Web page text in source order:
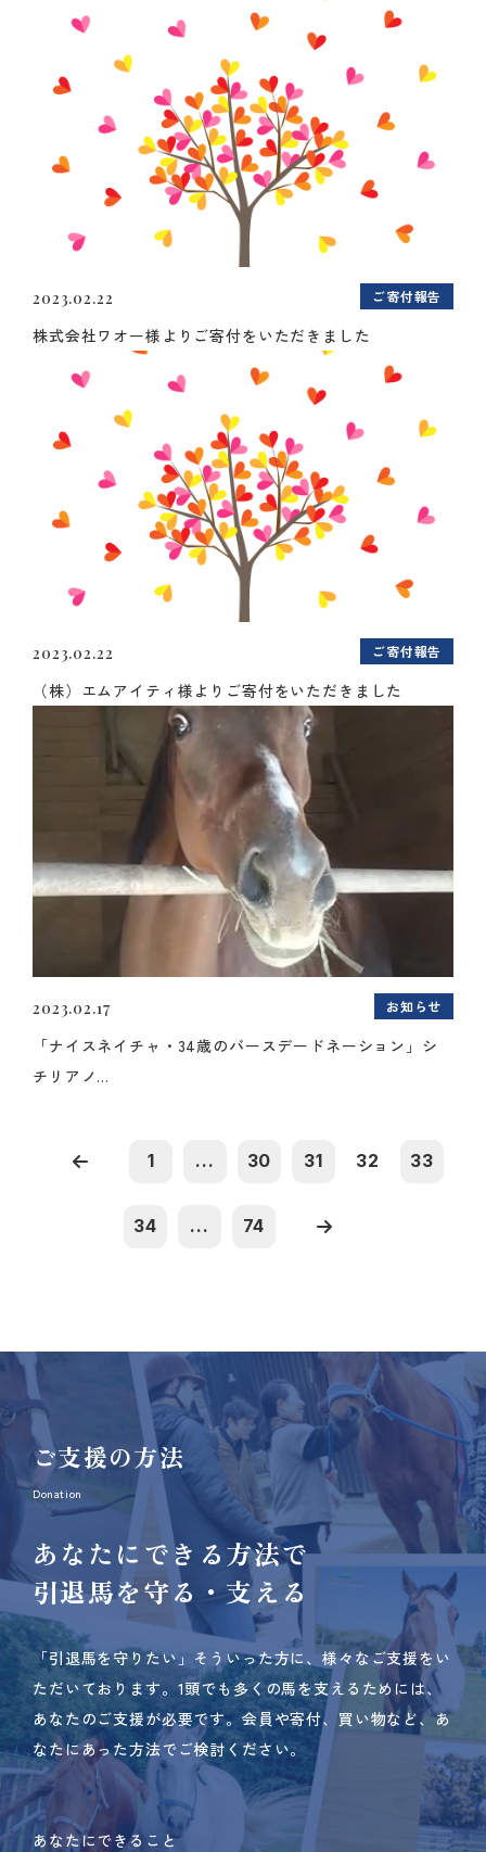
2023.02.22 ご寄付報告
株式会社ワオー様よりご寄付をいただきました
2023.02.22 ご寄付報告
（株）エムアイティ様よりご寄付をいただきました
2023.02.17 お知らせ
「ナイスネイチャ・34歳のバースデードネーション」シ
チリアノ...
1 ... 30 31 32 33
34 ... 74
ご支援の方法
Donation
あなたにできる方法で
引退馬を守る・支える
「引退馬を守りたい」そういった方に、様々なご支援をい
ただいております。 1頭でも多くの馬を支えるためには、
あなたのご支援が必要です。 会員や寄付、買い物など、あ
なたにあった方法でご検討ください。
あなたにできること